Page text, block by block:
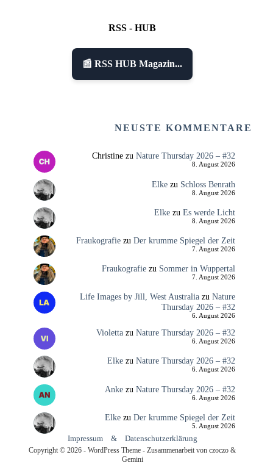
RSS - HUB
📰 RSS HUB Magazin...
NEUSTE KOMMENTARE
Christinezu Nature Thursday 2026 – #32
8. August 2026
Elkezu Schloss Benrath
8. August 2026
Elkezu Es werde Licht
8. August 2026
Fraukografiezu Der krumme Spiegel der Zeit
7. August 2026
Fraukografiezu Sommer in Wuppertal
7. August 2026
Life Images by Jill, West Australiazu Nature
Thursday 2026 – #32
6. August 2026
Violettazu Nature Thursday 2026 – #32
6. August 2026
Elkezu Nature Thursday 2026 – #32
6. August 2026
Ankezu Nature Thursday 2026 – #32
6. August 2026
Elkezu Der krumme Spiegel der Zeit
5. August 2026
Impressum & Datenschutzerklärung
Copyright © 2026 - WordPress Theme - Zusammenarbeit von czoczo &
Gemini